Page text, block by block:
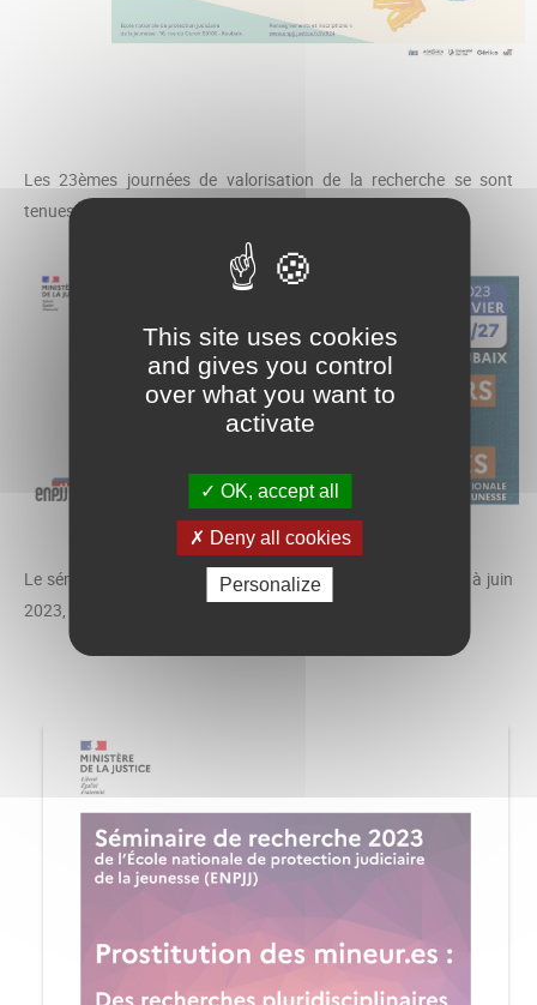
Les 23èmes journées de valorisation de la recherche se sont
tenues les 26 et 27 janvier 2023.
Le séminaire de recherche décliné sur cinq séance de février à juin
2023, a porté sur la prostitution des mineur.es.
This site uses cookies
and gives you control
over what you want to
activate
OK, accept all
Deny all cookies
Personalize